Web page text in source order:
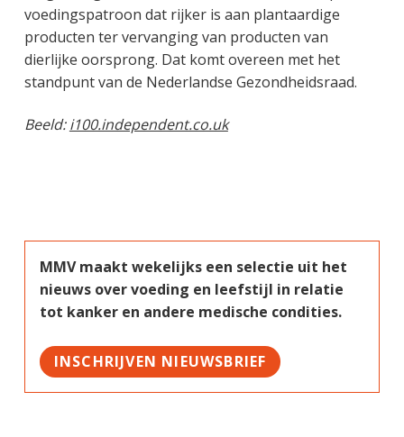
voedingspatroon dat rijker is aan plantaardige
producten ter vervanging van producten van
dierlijke oorsprong. Dat komt overeen met het
standpunt van de Nederlandse Gezondheidsraad.
Beeld:i100.independent.co.uk
MMV maakt wekelijks een selectie uit het
nieuws over voeding en leefstijl in relatie
tot kanker en andere medische condities.
INSCHRIJVEN NIEUWSBRIEF